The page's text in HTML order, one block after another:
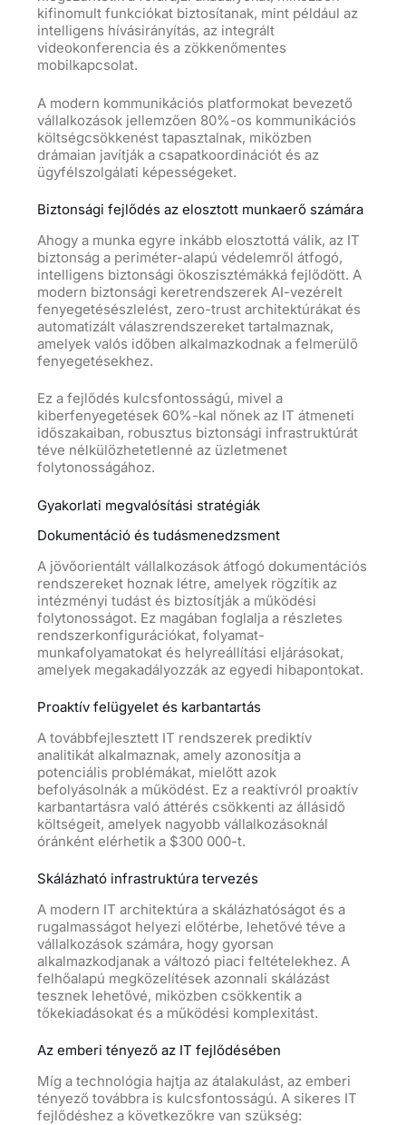
kifinomult funkciókat biztosítanak, mint például az
intelligens hívásirányítás, az integrált
videokonferencia és a zökkenőmentes
mobilkapcsolat.
A modern kommunikációs platformokat bevezető
vállalkozások jellemzően 80%-os kommunikációs
költségcsökkenést tapasztalnak, miközben
drámaian javítják a csapatkoordinációt és az
ügyfélszolgálati képességeket.
Biztonsági fejlődés az elosztott munkaerő számára
Ahogy a munka egyre inkább elosztottá válik, az IT
biztonság a periméter-alapú védelemről átfogó,
intelligens biztonsági ökoszisztémákká fejlődött. A
modern biztonsági keretrendszerek AI-vezérelt
fenyegetésészlelést, zero-trust architektúrákat és
automatizált válaszrendszereket tartalmaznak,
amelyek valós időben alkalmazkodnak a felmerülő
fenyegetésekhez.
Ez a fejlődés kulcsfontosságú, mivel a
kiberfenyegetések 60%-kal nőnek az IT átmeneti
időszakaiban, robusztus biztonsági infrastruktúrát
téve nélkülözhetetlenné az üzletmenet
folytonosságához.
Gyakorlati megvalósítási stratégiák
Dokumentáció és tudásmenedzsment
A jövőorientált vállalkozások átfogó dokumentációs
rendszereket hoznak létre, amelyek rögzítik az
intézményi tudást és biztosítják a működési
folytonosságot. Ez magában foglalja a részletes
rendszerkonfigurációkat, folyamat-
munkafolyamatokat és helyreállítási eljárásokat,
amelyek megakadályozzák az egyedi hibapontokat.
Proaktív felügyelet és karbantartás
A továbbfejlesztett IT rendszerek prediktív
analitikát alkalmaznak, amely azonosítja a
potenciális problémákat, mielőtt azok
befolyásolnák a működést. Ez a reaktívról proaktív
karbantartásra való áttérés csökkenti az állásidő
költségeit, amelyek nagyobb vállalkozásoknál
óránként elérhetik a $300 000-t.
Skálázható infrastruktúra tervezés
A modern IT architektúra a skálázhatóságot és a
rugalmasságot helyezi előtérbe, lehetővé téve a
vállalkozások számára, hogy gyorsan
alkalmazkodjanaka változó piaci feltételekhez. A
felhőalapú megközelítések azonnali skálázást
tesznek lehetővé, miközben csökkentik a
tőkekiadásokat és a működési komplexitást.
Az emberi tényező az IT fejlődésében
Míg a technológia hajtja az átalakulást, az emberi
tényező továbbra is kulcsfontosságú. A sikeres IT
fejlődéshez a következőkre van szükség: